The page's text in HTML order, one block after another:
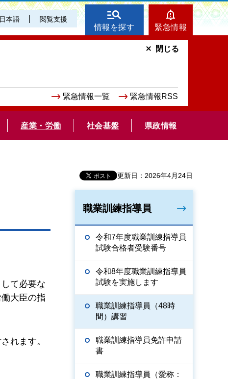
本語 閲覧支援
情報を探す 緊急情報
緊急情報一覧 緊急情報RSS
閉じる
産業・労働 社会基盤 県政情報
更新日：2026年4月24日
て必要な
大臣の指
れます。
職業訓練指導員
令和7年度職業訓練指導員
試験合格者受験番号
令和8年度職業訓練指導員
試験を実施します
職業訓練指導員（48時
間）講習
職業訓練指導員免許申請
書
職業訓練指導員（愛称：